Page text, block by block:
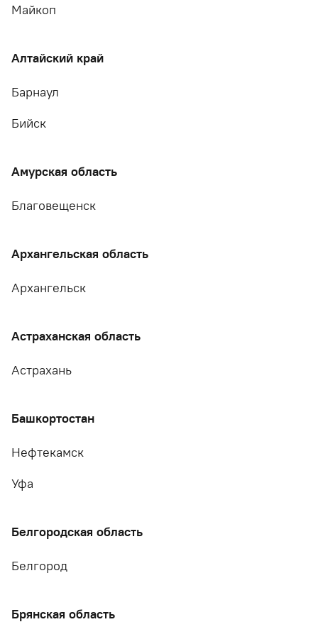
Майкоп
Алтайский край
Барнаул
Бийск
Амурская область
Благовещенск
Архангельская область
Архангельск
Астраханская область
Астрахань
Башкортостан
Нефтекамск
Уфа
Белгородская область
Белгород
Брянская область